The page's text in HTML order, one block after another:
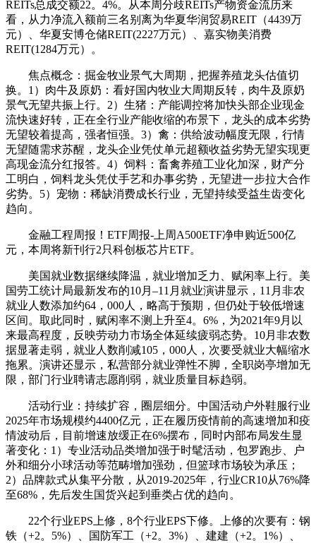
REITs总成交额22。4%。从本周分歧REITs产物资金流历来
看，从力净流入额前三名别离为华夏华润贸易REIT（4439万
元）、华夏安博仓储REIT(2227万元）、嘉实物美消费
REIT(1284万元）。
焦点概念：掘金牧业景气大周期，把握养殖龙头估值切
换。1）肉牛及原奶：看好国内牧业大周期反转，肉牛及原奶
景气无望共振上行。2）生猪：产能调控将加快头部企业现金
流快速好转，正在全行业产能收缩的布景下，龙头的成本劣势
无望较着提高，强者恒强。3）禽：供给波动幅度无限，行情
无望随需求苏醒，龙头企业凭仗单元超额收益劣势无望实现更
高现金流分红报答。4）饲料：畜禽养殖工业化加深，财产分
工明白，饲料龙头凭仗手艺和办事劣势，无望进一步拉大合作
劣势。5）宠物：稀缺消费成长行业，无望持续受益生齿变化
趋向。
金融工程周报！ETF周报-上周A500ETF净申购近500亿
元，本周将新刊行2只科创板芯片ETF。
美国就业数据继续降温，就业增加乏力、赋闲率上行。美
国劳工统计局最新发布的10月–11月就业演讲显示，11月非农
就业人数添加约64，000人，略高于预期，但仍处于较低增速
区间。取此同时，赋闲率不测上升至4。6%，为2021年9月以
来最高程度，反映劳动力市场全体延续疲弱态势。10月非农数
据显著走弱，就业人数削减105，000人，次要受就业大幅缩水
拖累。演讲还显示，私营部分就业弹性不脚，全职岗亭增加无
限，部门行业聘请志愿削弱，就业质量目标趋弱。
活动行业：持续扩容，圈层细分。中国活动户外鞋服行业
2025年市场规模约4400亿元，正在履历疫情前的高速增加和疫
情波动后，目前增速放缓正在6%摆布，同时内部布局发生显
著变化：1）专业活动品类增加强于时髦活动，包罗跑步、户
外和细分小球活动等范畴增加强劲，但篮球市场较为承压；
2）品牌款式从集平分散，从2019-2025年，行业CR10从76%降
至68%，先后发生国货兴起到垂类占优的趋向。
22个行业EPS上修，8个行业EPS下修。上修的次要有：钢
铁（+2。5%）、国防军工（+2。3%）、建建（+2。1%）、